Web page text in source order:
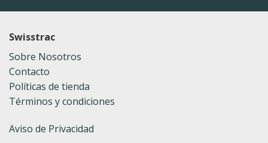
Swisstrac
Sobre Nosotros
Contacto
Políticas de tienda
Términos y condiciones
Aviso de Privacidad